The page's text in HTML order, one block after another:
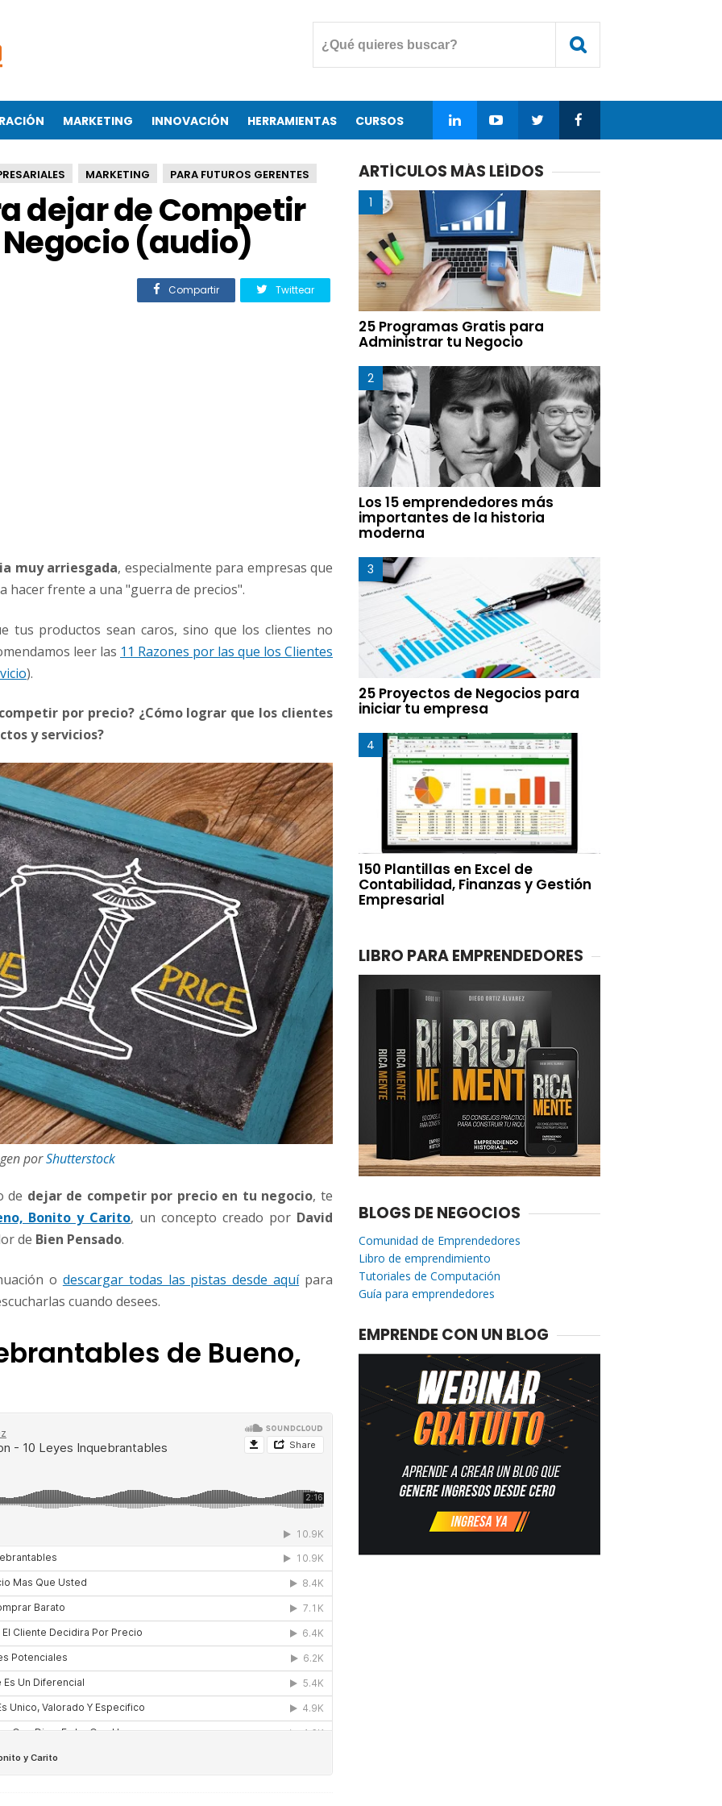
MARKETING INNOVACIÓN HERRAMIENTAS CURSOS
MARKETING PARA FUTUROS GERENTES
dejar de Competir
(audio)
Compartir Twittear
muy arriesgada, especialmente para empresas que
hacer frente a una "guerra de precios".
tus productos sean caros, sino que los clientes no
leer las 11 Razones por las que los Clientes
).
por precio? ¿Cómo lograr que los clientes
y servicios?
porShutterstock
de dejar de competir por precio en tu negocio, te
Bonito y Carito, un concepto creado por David
de Bien Pensado.
o descargar todas las pistas desde aquípara
cuando desees.
de Bueno,
ARTÍCULOS MÁS LEÍDOS
25 Programas Gratis para
Administrar tu Negocio
Los 15 emprendedores más
importantes de la historia
moderna
25 Proyectos de Negocios para
iniciar tu empresa
150 Plantillas en Excel de
Contabilidad, Finanzas y Gestión
Empresarial
LIBRO PARA EMPRENDEDORES
BLOGS DE NEGOCIOS
Comunidad de Emprendedores
Libro de emprendimiento
Tutoriales de Computación
Guía para emprendedores
EMPRENDE CON UN BLOG